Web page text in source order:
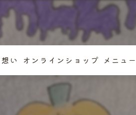
い
さつ
オンラインショップ メニュー